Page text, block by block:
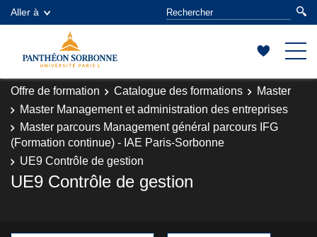
Aller à
Offre de formation Catalogue des formations
Master
Master Management et administration des entreprises
Master parcours Management général parcours IFG
(Formation continue) - IAE Paris-Sorbonne
UE9 Contrôle de gestion
UE9 Contrôle de gestion